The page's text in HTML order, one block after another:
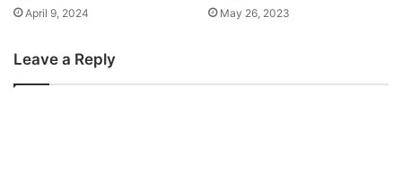
April 9, 2024 May 26, 2023
Leave a Reply